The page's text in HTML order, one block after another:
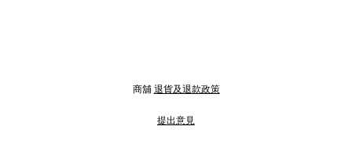
商舖 退貨及退款政策
提出意見